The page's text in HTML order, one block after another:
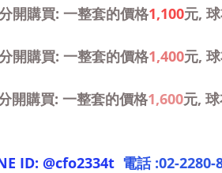
開購買: 一整套的價格1,100元,
開購買: 一整套的價格1,400元,
開購買: 一整套的價格1,600元,
ID: @cfo2334t 電話 :02-2280-